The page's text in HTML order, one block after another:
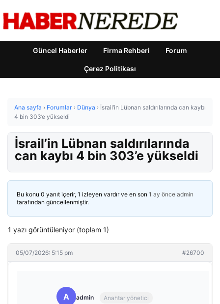
Güncel Haberler Firma Rehberi Forum
Çerez Politikası
Ana sayfa › Forumlar › Dünya › İsrail’in Lübnan saldırılarında can kaybı
4 bin 303’e yükseldi
İsrail’in Lübnan saldırılarında
can kaybı 4 bin 303’e yükseldi
Bu konu 0 yanıt içerir, 1 izleyen vardır ve en son 1 ay önce admin
tarafından güncellenmiştir.
1 yazı görüntüleniyor (toplam 1)
05/07/2026: 5:15 pm #26700
A admin Anahtar yönetici